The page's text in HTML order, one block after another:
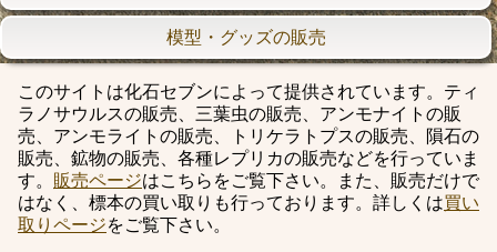
模型・グッズの販売
このサイトは化石セブンによって提供されています。ティ
ラノサウルスの販売、三葉虫の販売、アンモナイトの販
売、アンモライトの販売、トリケラトプスの販売、隕石の
販売、鉱物の販売、各種レプリカの販売などを行っていま
す。 販売ページはこちらをご覧下さい。また、販売だけで
はなく、標本の買い取りも行っております。詳しくは買い
取りページをご覧下さい。